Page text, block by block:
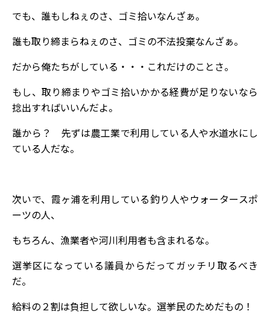
でも、誰もしねぇのさ、ゴミ拾いなんざぁ。
誰も取り締まらねぇのさ、ゴミの不法投棄なんざぁ。
だから俺たちがしている・・・これだけのことさ。
もし、取り締まりやゴミ拾いかかる経費が足りないなら
捻出すればいいんだよ。
誰から？ 先ずは農工業で利用している人や水道水にし
ている人だな。
次いで、霞ヶ浦を利用している釣り人やウォータースポ
ーツの人、
もちろん、漁業者や河川利用者も含まれるな。
選挙区になっている議員からだってガッチリ取るべき
だ。
給料の２割は負担して欲しいな。選挙民のためだもの！